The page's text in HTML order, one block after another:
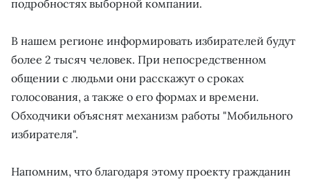
подробностях выборной компании.
В нашем регионе информировать избирателей будут
более 2 тысяч человек. При непосредственном
общении с людьми они расскажут о сроках
голосования, а также о его формах и времени.
Обходчики объяснят механизм работы "Мобильного
избирателя".
Напомним, что благодаря этому проекту гражданин